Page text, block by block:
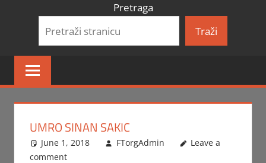
Pretraga
Traži
UMRO SINAN SAKIC
June 1, 2018 FTorgAdmin
Leave a
comment